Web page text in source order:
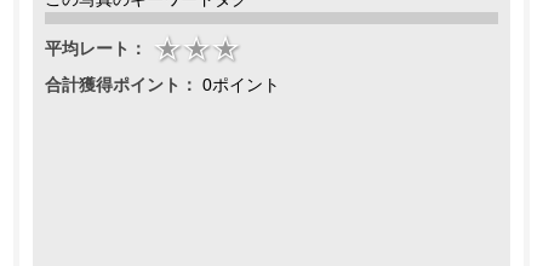
平均レート：
合計獲得ポイント： 0ポイント